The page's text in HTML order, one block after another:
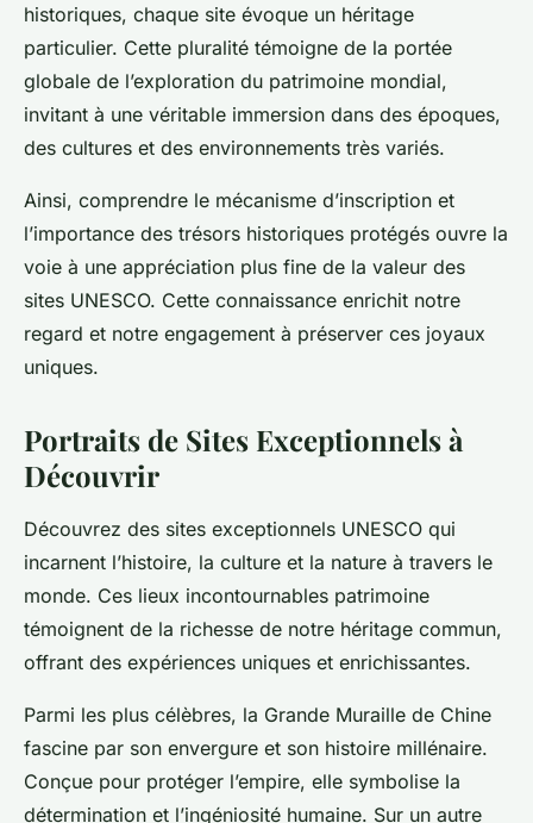
historiques, chaque site évoque un héritage
particulier. Cette pluralité témoigne de la portée
globale de l’exploration du patrimoine mondial,
invitant à une véritable immersion dans des époques,
des cultures et des environnements très variés.
Ainsi, comprendre le mécanisme d’inscription et
l’importance des trésors historiques protégés ouvre la
voie à une appréciation plus fine de la valeur des
sites UNESCO. Cette connaissance enrichit notre
regard et notre engagement à préserver ces joyaux
uniques.
Portraits de Sites Exceptionnels à
Découvrir
Découvrez des sites exceptionnels UNESCO qui
incarnent l’histoire, la culture et la nature à travers le
monde. Ces lieux incontournables patrimoine
témoignent de la richesse de notre héritage commun,
offrant des expériences uniques et enrichissantes.
Parmi les plus célèbres, la Grande Muraille de Chine
fascine par son envergure et son histoire millénaire.
Conçue pour protéger l’empire, elle symbolise la
détermination et l’ingéniosité humaine. Sur un autre